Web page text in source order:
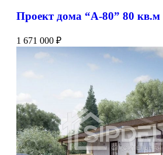
Проект дома “А-80” 80 кв.м
1 671 000 ₽